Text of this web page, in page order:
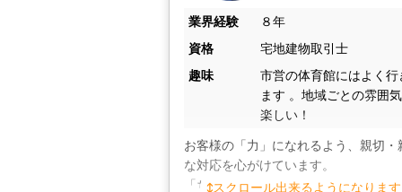
業界経験
８年
資格
宅地建物取引士
趣味
市営の体育館にはよく行
ます 。地域ごとの雰囲
楽しい！
お客様の「力」になれるよう、親切・
な対応を心がけています。
「ちょっと話を聞いてみたい」という
スクロール出来るようになります